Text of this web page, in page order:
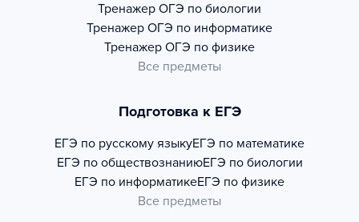
Тренажер ОГЭ по биологии
Тренажер ОГЭ по информатике
Тренажер ОГЭ по физике
Все предметы
Подготовка к ЕГЭ
ЕГЭ по русскому языкуЕГЭ по математике
ЕГЭ по обществознаниюЕГЭ по биологии
ЕГЭ по информатикеЕГЭ по физике
Все предметы